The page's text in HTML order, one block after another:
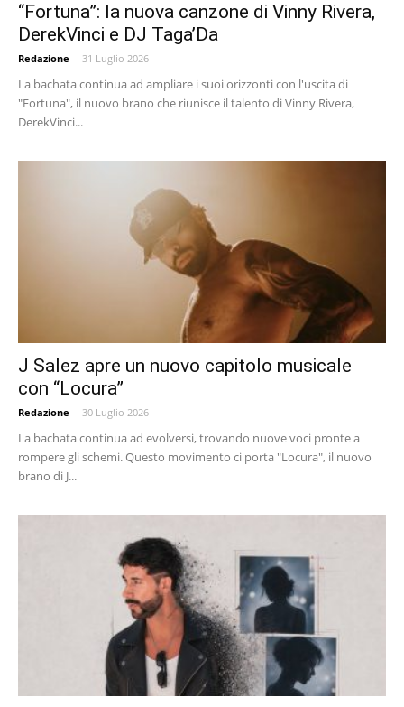
“Fortuna”: la nuova canzone di Vinny Rivera,
DerekVinci e DJ Taga’Da
Redazione - 31 Luglio 2026
La bachata continua ad ampliare i suoi orizzonti con l'uscita di
"Fortuna", il nuovo brano che riunisce il talento di Vinny Rivera,
DerekVinci...
J Salez apre un nuovo capitolo musicale
con “Locura”
Redazione - 30 Luglio 2026
La bachata continua ad evolversi, trovando nuove voci pronte a
rompere gli schemi. Questo movimento ci porta "Locura", il nuovo
brano di J...